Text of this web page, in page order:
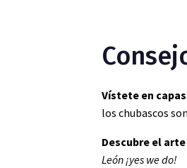
Vístete en capas
los chubascos
Descubre el
León ¡yes we do!